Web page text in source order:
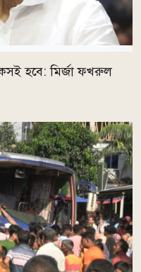
হবে: মির্জা ফখরুল